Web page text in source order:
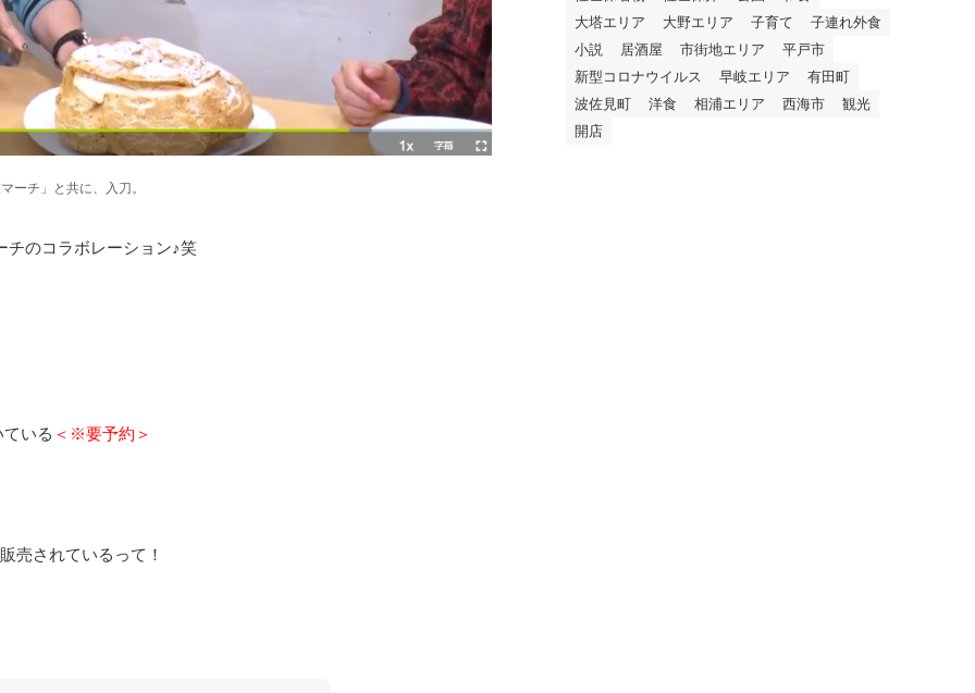
ーチ」と共に、入刀。
チのコラボレーション♪笑
いる ＜※要予約＞
売されているって！
大塔エリア
大野エリア 子育て
子連れ外食
小説
居酒屋 市街地エリア
平戸市
新型コロナウイルス
早岐エリア
有田町
波佐見町
洋食 相浦エリア 西海市
観光
開店